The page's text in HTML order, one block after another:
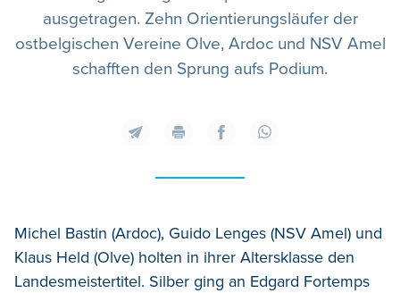
ausgetragen. Zehn Orientierungsläufer der
ostbelgischen Vereine Olve, Ardoc und NSV Amel
schafften den Sprung aufs Podium.
Michel Bastin (Ardoc), Guido Lenges (NSV Amel) und
Klaus Held (Olve) holten in ihrer Altersklasse den
Landesmeistertitel. Silber ging an Edgard Fortemps